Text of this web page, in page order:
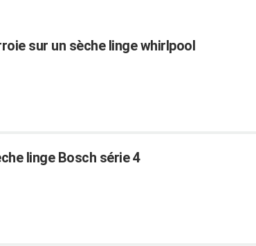
sur un sèche linge whirlpool
linge Bosch série 4